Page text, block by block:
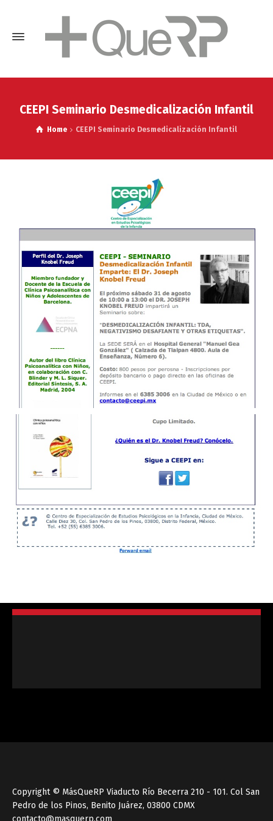
CEEPI Seminario Desmedicalización Infantil
Home CEEPI Seminario Desmedicalización Infantil
Copyright © MásQueRP Viaducto Río Becerra 210 - 101. Col San
Pedro de los Pinos, Benito Juárez, 03800 CDMX
contacto@masquerp.com